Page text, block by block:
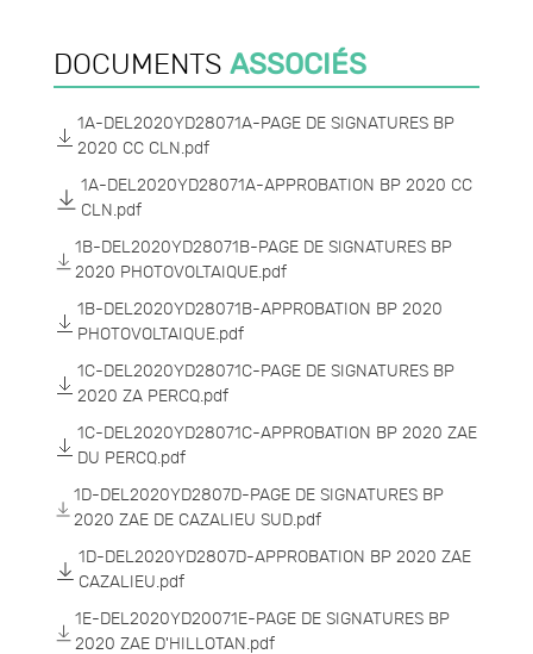
DOCUMENTS ASSOCIÉS
1A-DEL2020YD28071A-PAGE DE SIGNATURES BP
2020 CC CLN.pdf
1A-DEL2020YD28071A-APPROBATION BP 2020 CC
CLN.pdf
1B-DEL2020YD28071B-PAGE DE SIGNATURES BP
2020 PHOTOVOLTAIQUE.pdf
1B-DEL2020YD28071B-APPROBATION BP 2020
PHOTOVOLTAIQUE.pdf
1C-DEL2020YD28071C-PAGE DE SIGNATURES BP
2020 ZA PERCQ.pdf
1C-DEL2020YD28071C-APPROBATION BP 2020 ZAE
DU PERCQ.pdf
1D-DEL2020YD2807D-PAGE DE SIGNATURES BP
2020 ZAE DE CAZALIEU SUD.pdf
1D-DEL2020YD2807D-APPROBATION BP 2020 ZAE
CAZALIEU.pdf
1E-DEL2020YD20071E-PAGE DE SIGNATURES BP
2020 ZAE D'HILLOTAN.pdf